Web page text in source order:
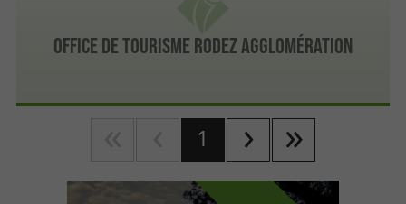
Office de Tourisme Rodez Agglomération
1